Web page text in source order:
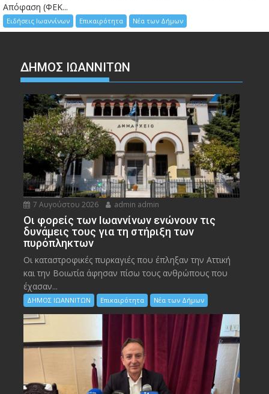
Απόφαση (ΦΕΚ...
Ειδήσεις Ιωαννίνων Επικαιρότητα Νέα των Δήμων
ΔΗΜΟΣ ΙΩΑΝΝΙΤΩΝ
7 Αυγούστου 2026 admin admin
Οι φορείς των Ιωαννίνων ενώνουν τις
δυνάμεις τους για τη στήριξη των
πυρόπληκτων
Οι καταστροφικές πυρκαγιές που έπληξαν την Αττική
και την Bοιωτία άφησαν πίσω τους ανθρώπους που
έχασαν...
ΔΗΜΟΣ ΙΩΑΝΝΙΤΩΝ Επικαιρότητα Νέα των Δήμων